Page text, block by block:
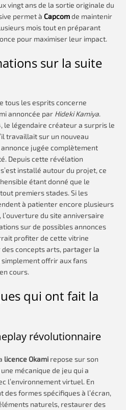
vingt ans de la sortie originale du
permet à Capcomde maintenir
mois tout en préparant
pour maximiser leur impact.
sur la suite
tous les esprits concerne
annoncée par Hideki Kamiya.
le légendaire créateur a surpris le
travaillait sur un nouveau
jugée complètement
Depuis cette révélation
installé autour du projet, ce
étant donné que le
premiers stades. Si les
à patienter encore plusieurs
du site anniversaire
sur de possibles annonces
profiter de cette vitrine
concepts arts, partager la
simplement offrir aux fans
cours.
qui ont fait la
révolutionnaire
licence Okami repose sur son
mécanique de jeu qui a
l’environnement virtuel. En
formes spécifiques à l’écran,
naturels, restaurer des